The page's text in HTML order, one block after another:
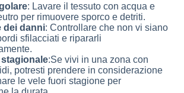
: Lavare il tessuto con acqua e
per rimuovere sporco e detriti.
dei danni: Controllare che non vi siano
sfilacciati e ripararli
:Se vivi in una zona con
potresti prendere in considerazione
le vele fuori stagione per